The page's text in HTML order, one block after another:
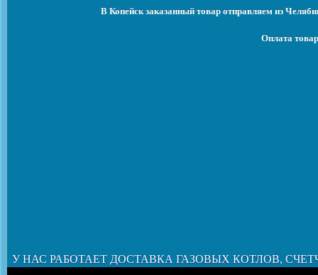
В Копейск заказанный товар отправляем из
Оплата
У НАС РАБОТАЕТ ДОСТАВКА ГАЗОВЫХ КОТЛОВ,